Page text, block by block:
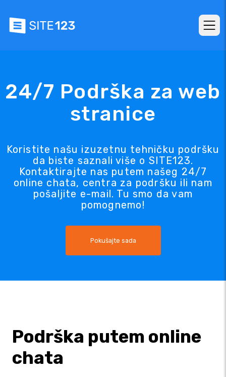
24/7 Podrška za web
stranice
Koristite našu izuzetnu tehničku podršku
da biste saznali više o SITE123.
Kontaktirajte nas putem našeg 24/7
online chata, centra za podršku ili nam
pošaljite e-mail. Tu smo da vam
pomognemo!
Pokušajte sada
Podrška putem online
chata